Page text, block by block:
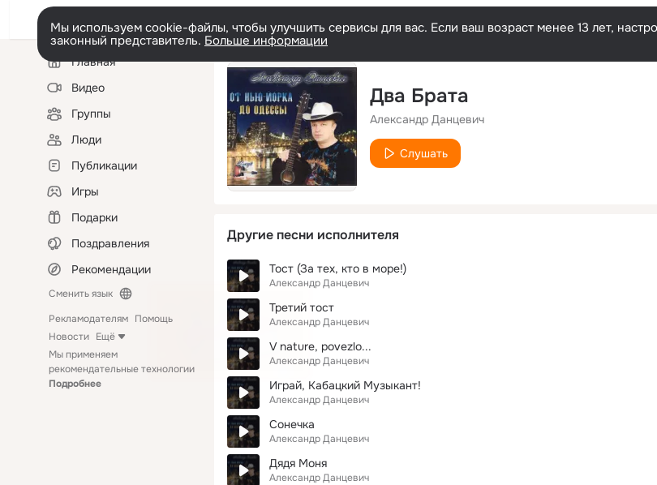
Мы используем cookie-файлы, чтобы улучшить сервисы для вас. Если ваш возраст менее 13 лет,
законный представитель. Больше информации
Левая
колонкаГлавная
Видео
Группы
Люди
Публикации
Игры
Подарки
Поздравления
Рекомендации
Сменить язык
Рекламодателям Помощь
Новости Ещё
Мы применяем
рекомендательные технологии
Подробнее
Два Брата
Александр Данцевич
Слушать
Другие песни исполнителя
Тост (За тех, кто в море!)
Александр Данцевич
Третий тост
Александр Данцевич
V nature, povezlo...
Александр Данцевич
Играй, Кабацкий Музыкант!
Александр Данцевич
Сонечка
Александр Данцевич
Дядя Моня
Александр Данцевич